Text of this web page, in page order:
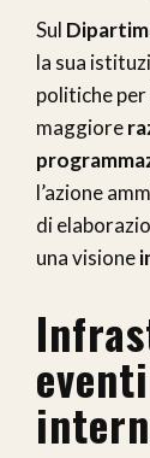
Sul
la sua
politiche
maggiore
l’azione
di
una visione